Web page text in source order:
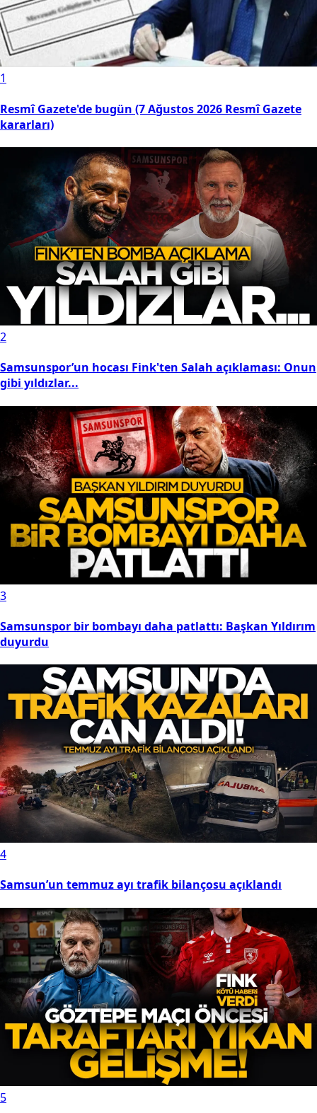
1
Resmî Gazete'de bugün (7 Ağustos 2026 Resmî Gazete
kararları)
2
Samsunspor’un hocası Fink'ten Salah açıklaması: Onun
gibi yıldızlar...
3
Samsunspor bir bombayı daha patlattı: Başkan Yıldırım
duyurdu
4
Samsun’un temmuz ayı trafik bilançosu açıklandı
5